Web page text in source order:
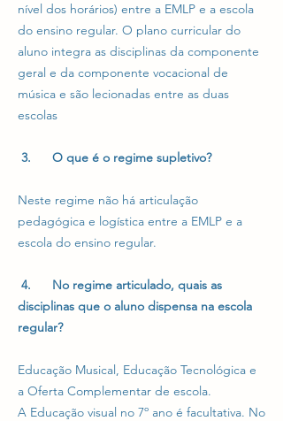
nível dos horários) entre a EMLP e a escola
do ensino regular. O plano curricular do
aluno integra as disciplinas da componente
geral e da componente vocacional de
música e são lecionadas entre as duas
escolas
3. O que é o regime supletivo?
Neste regime não há articulação
pedagógica e logística entre a EMLP e a
escola do ensino regular.
4. No regime articulado, quais as
disciplinas que o aluno dispensa na escola
regular?
Educação Musical, Educação Tecnológica e
a Oferta Complementar de escola.
A Educação visual no 7º ano é facultativa. No